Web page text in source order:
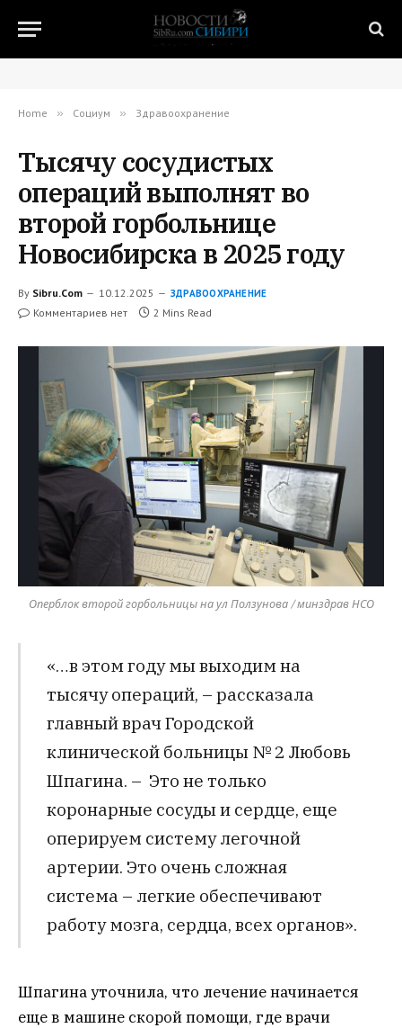
Home » Социум » Здравоохранение
Тысячу сосудистых
операций выполнят во
второй горбольнице
Новосибирска в 2025 году
By Sibru.Com 10.12.2025 ЗДРАВООХРАНЕНИЕ
Комментариев нет 2 Mins Read
Оперблок второй горбольницы на ул Ползунова / минздрав НСО
«…в этом году мы выходим на
тысячу операций, – рассказала
главный врач Городской
клинической больницы № 2 Любовь
Шпагина. – Это не только
коронарные сосуды и сердце, еще
оперируем систему легочной
артерии. Это очень сложная
система – легкие обеспечивают
работу мозга, сердца, всех органов».
Шпагина уточнила, что лечение начинается
еще в машине скорой помощи, где врачи